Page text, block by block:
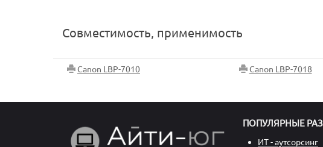
Совместимость, применимость
Canon LBP-7010 Canon LBP-7018
ПОПУЛЯРНЫЕ
ИТ - аутсорсинг